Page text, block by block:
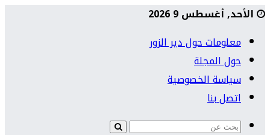
الأحد, أغسطس 9 2026
معلومات حول دير الزور
حول المجلة
سياسة الخصوصية
اتصل بنا